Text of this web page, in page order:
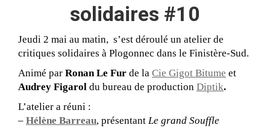
solidaires #10
Jeudi 2 mai au matin, s’est déroulé un atelier de
critiques solidaires à Plogonnec dans le Finistère-Sud.
Animé par Ronan Le Fur de la Cie Gigot Bitume et
Audrey Figarol du bureau de production Diptik.
L’atelier a réuni :
– Hélène Barreau, présentant Le grand Souffle